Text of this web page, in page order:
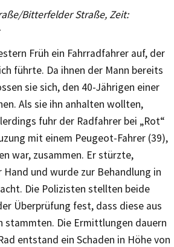
Bitterfelder Straße, Zeit:
Früh ein Fahrradfahrer auf, der
führte. Da ihnen der Mann bereits
sie sich, den 40-Jährigen einer
Als sie ihn anhalten wollten,
fuhr der Radfahrer bei „Rot“
mit einem Peugeot-Fahrer (39),
war, zusammen. Er stürzte,
und wurde zur Behandlung in
Die Polizisten stellten beide
Überprüfung fest, dass diese aus
stammten. Die Ermittlungen dauern
entstand ein Schaden in Höhe von